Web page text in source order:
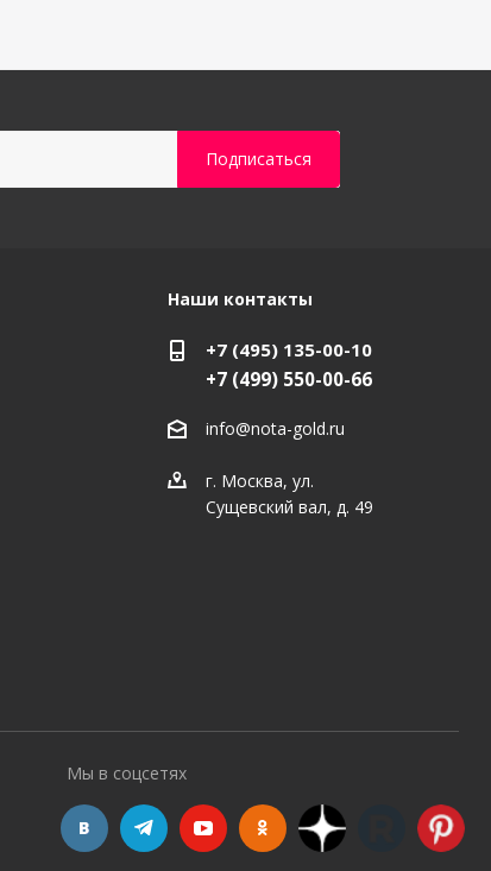
Наши контакты
+7 (495) 135-00-10
+7 (499) 550-00-66
info@nota-gold.ru
г. Москва, ул.
Сущевский вал, д. 49
Мы в соцсетях